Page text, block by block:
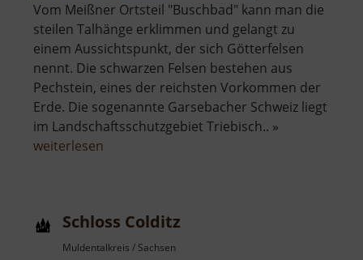
Vom Meißner Ortsteil "Buschbad" kann man die
steilen Talhänge erklimmen und gelangt zu
einem Aussichtspunkt, der sich Götterfelsen
nennt. Die schwarzen Felsen bestehen aus
Pechstein, eines der reichsten Vorkommen der
Erde. Die sogenannte Garsebacher Schweiz liegt
im Landschaftsschutzgebiet Triebisch.. »
weiterlesen
Schloss Colditz
Muldentalkreis / Sachsen